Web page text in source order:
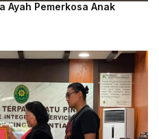
Ayah Pemerkosa Anak